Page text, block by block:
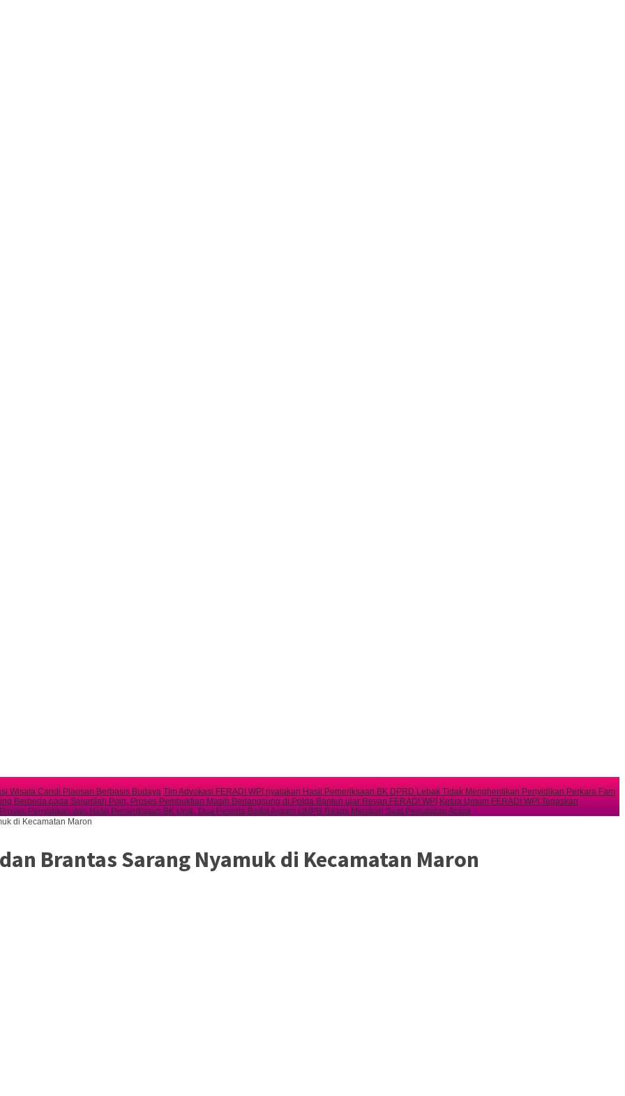
Wisata Candi Plaosan Berbasis Budaya Tim Advokasi FERADI WPI nyatakan Hasil Pemeriksaan BK DPRD Lebak Tidak Menghentikan Penyidikan Perkara Fam
Berbeda pada Sejumlah Poin, Proses Pembuktian Masih Berlangsung di Polda Banten ujar Revan FERADI WPI Ketua Umum FERADI WPI Tegaskan
Penyidikan dan Hasil Pemeriksaan BK Unik, Dua Peserta Baitul Arqam UMPB Resmi Menikah Saat Penutupan Acara
di Kecamatan Maron
Brantas Sarang Nyamuk di Kecamatan Maron